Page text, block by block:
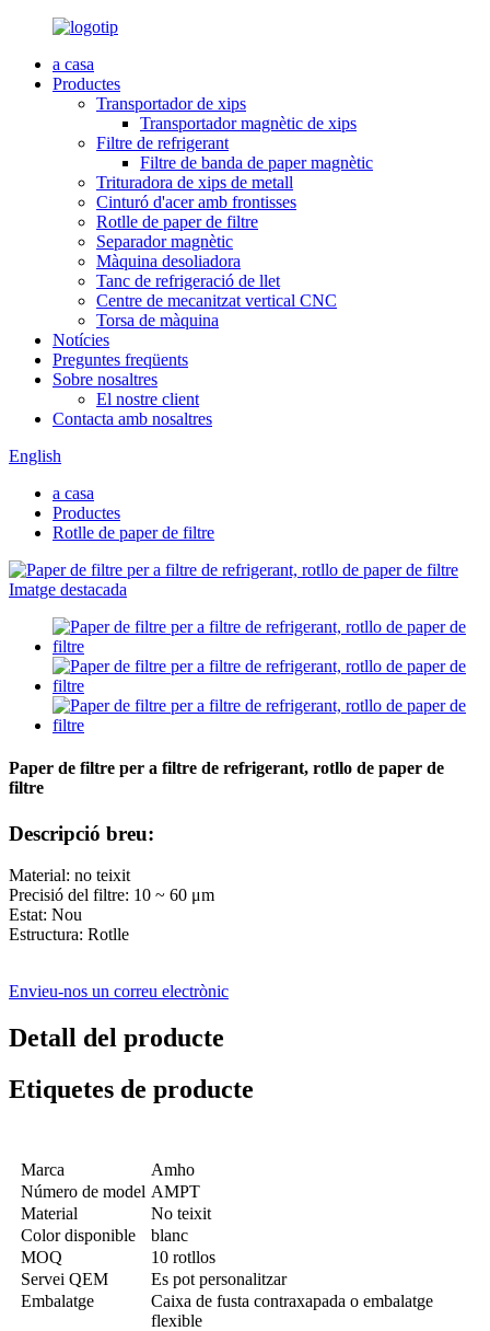
a casa
Productes
Transportador de xips
Transportador magnètic de xips
Filtre de refrigerant
Filtre de banda de paper magnètic
Trituradora de xips de metall
Cinturó d'acer amb frontisses
Rotlle de paper de filtre
Separador magnètic
Màquina desoliadora
Tanc de refrigeració de llet
Centre de mecanitzat vertical CNC
Torsa de màquina
Notícies
Preguntes freqüents
Sobre nosaltres
El nostre client
Contacta amb nosaltres
English
a casa
Productes
Rotlle de paper de filtre
Paper de filtre per a filtre de refrigerant, rotllo de paper de
filtre
Descripció breu:
Material: no teixit
Precisió del filtre: 10 ~ 60 μm
Estat: Nou
Estructura: Rotlle
Envieu-nos un correu electrònic
Detall del producte
Etiquetes de producte
Marca
Amho
Número de model AMPT
Material
No teixit
Color disponible
blanc
MOQ
10 rotllos
Servei QEM
Es pot personalitzar
Embalatge
Caixa de fusta contraxapada o embalatge
flexible